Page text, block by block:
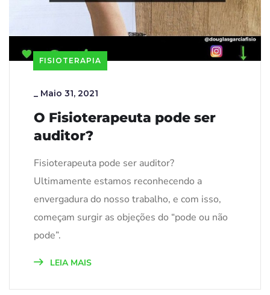
FISIOTERAPIA
_ Maio 31, 2021
O Fisioterapeuta pode ser
auditor?
Fisioterapeuta pode ser auditor?
Ultimamente estamos reconhecendo a
envergadura do nosso trabalho, e com isso,
começam surgir as objeções do “pode ou não
pode”.
LEIA MAIS